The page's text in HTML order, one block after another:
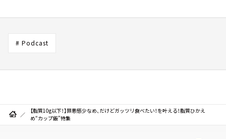
# Podcast
【脂質10g以下！】罪悪感少なめ、だけどガッツリ食べたい！を叶える！脂質ひかえ
め“カップ飯”特集